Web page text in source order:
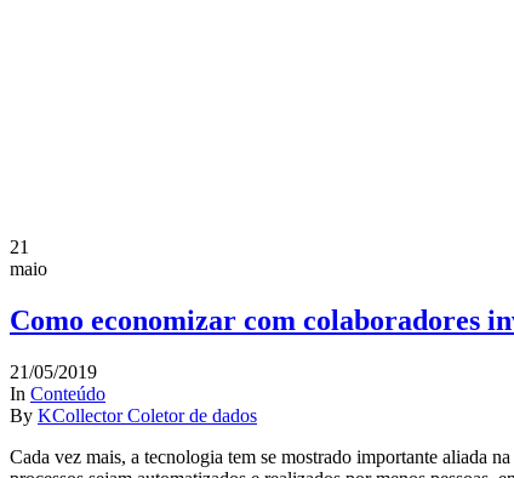
21
maio
Como economizar com colaboradores
21/05/2019
In Conteúdo
By KCollector Coletor de dados
Cada vez mais, a tecnologia tem se mostrado importante aliada